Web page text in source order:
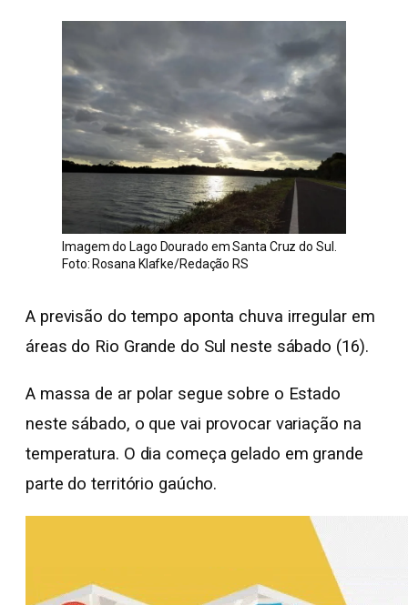
Imagem do Lago Dourado em Santa Cruz do Sul.
Foto: Rosana Klafke/Redação RS
A previsão do tempo aponta chuva irregular em
áreas do Rio Grande do Sul neste sábado (16).
A massa de ar polar segue sobre o Estado
neste sábado, o que vai provocar variação na
temperatura. O dia começa gelado em grande
parte do território gaúcho.